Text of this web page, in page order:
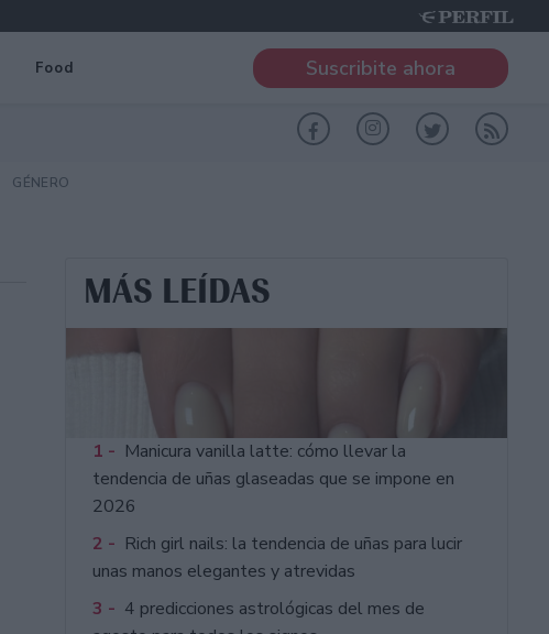
Food Suscribite ahora
GÉNERO
MÁS LEÍDAS
1 - Manicura vanilla latte: cómo llevar la
tendencia de uñas glaseadas que se impone en
2026
2 - Rich girl nails: la tendencia de uñas para lucir
unas manos elegantes y atrevidas
3 - 4 predicciones astrológicas del mes de